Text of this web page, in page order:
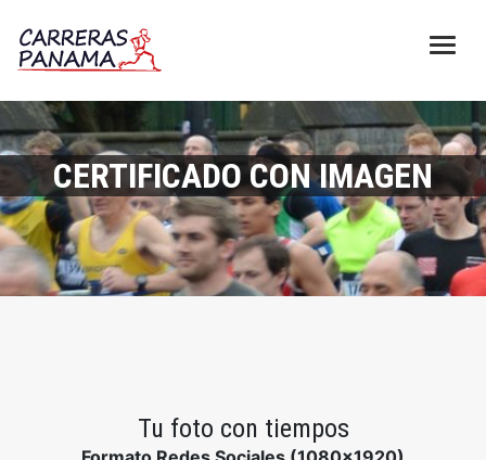
CERTIFICADO CON IMAGEN
Tu foto con tiempos